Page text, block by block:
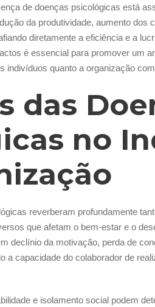
de doenças psicológicas está
da produtividade, aumento dos
diretamente a eficiência e a
é essencial para promover um
indivíduos quanto a organização
das
no
reverberam profundamente
que afetam o bem-estar e o
declínio da motivação, perda de
a capacidade do colaborador de
e isolamento social podem